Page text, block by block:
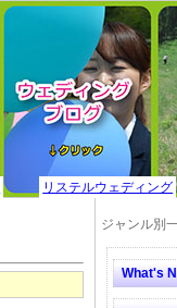
リステルウェディング
ジャンル別
What's